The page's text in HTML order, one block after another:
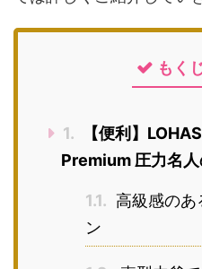
もく
1.
【便利】
Premium 圧力名人
1.1. 高級感のあ
ン